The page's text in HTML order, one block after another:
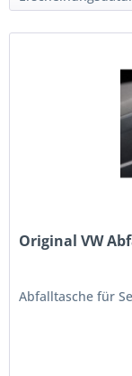
Original VW
Abfalltasche für